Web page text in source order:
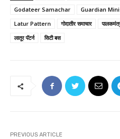
Godateer Samachar
Guardian
Latur Pattern
गोदातीर समाचार
लातूर पॅटर्न
सिटी बस
PREVIOUS ARTICLE